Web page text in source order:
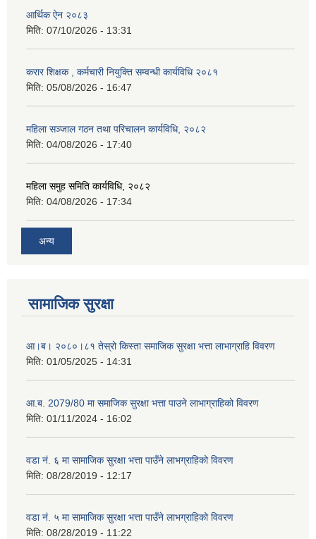
आर्थिक ऐन २०८३
मिति: 07/10/2026 - 13:31
करार शिक्षक , कर्मचारी नियुक्ति सम्वन्धी कार्यविधि २०८१
मिति: 05/08/2026 - 16:47
महिला सञ्जाल गठन तथा परिचालन कार्यविधि, २०८२
मिति: 04/08/2026 - 17:40
महिला समुह समिति कार्यविधि, २०८२
मिति: 04/08/2026 - 17:34
अन्य
सामाजिक सुरक्षा
आ।ब। २०८०।८१ तेस्रो किस्ता समाजिक सुरक्षा भत्ता लाभाग्राहि विवरण
मिति: 01/05/2025 - 14:31
आ.ब. 2079/80 मा समाजिक सुरक्षा भत्ता पाउने लाभाग्राहिको विवरण
मिति: 01/11/2024 - 16:02
वडा नं. ६ मा सामाजिक सुरक्षा भत्ता पाउँने लाभग्राहिको विवरण
मिति: 08/28/2019 - 12:17
वडा नं. ५ मा सामाजिक सुरक्षा भत्ता पाउँने लाभग्राहिको विवरण
मिति: 08/28/2019 - 11:22